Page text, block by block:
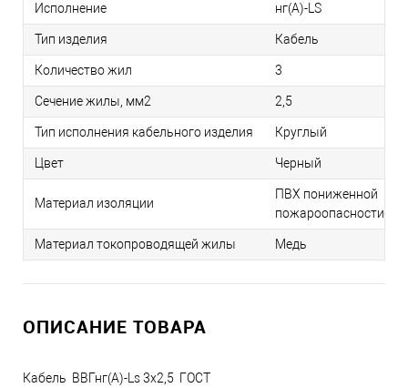
Исполнение нг(А)-LS
Тип изделия Кабель
Количество жил 3
Сечение жилы, мм2 2,5
Тип исполнения кабельного изделия Круглый
Цвет Черный
Материал изоляции
ПВХ пониженной
пожароопасности
Материал токопроводящей жилы Медь
ОПИСАНИЕ ТОВАРА
Кабель ВВГнг(А)-Ls 3х2,5 ГОСТ